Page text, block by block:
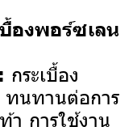
องพอร์ซเลน
กระเบื้อง
ทนทานต่อการ
า การใช้งาน